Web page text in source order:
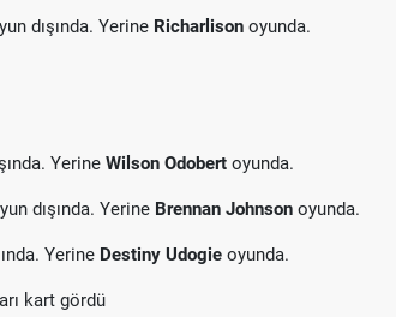
dışında. Yerine Richarlison oyunda.
Yerine Wilson Odobert oyunda.
dışında. Yerine Brennan Johnson oyunda.
Yerine Destiny Udogie oyunda.
kart gördü